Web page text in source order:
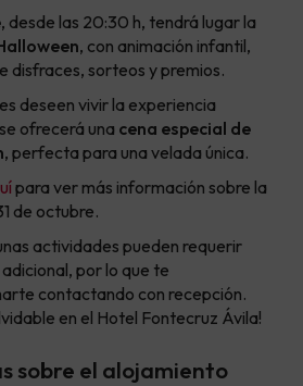
, desde las 20:30 h, tendrá lugar la
, con animación infantil,
disfraces, sorteos y premios.
deseen vivir la experiencia
ofrecerá una cena especial de
, perfecta para una velada única.
para ver más información sobre la
de octubre.
actividades pueden requerir
por lo que te
contactando con recepción.
en el Hotel Fontecruz Ávila!
sobre el alojamiento